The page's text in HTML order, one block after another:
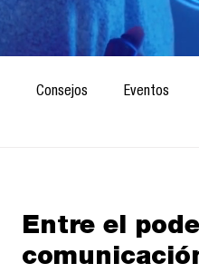
Consejos Eventos
Observatorio Software
Entre el